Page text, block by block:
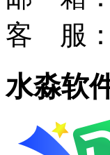
客 服：
水淼软